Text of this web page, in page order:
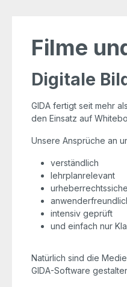
Filme
Digitale
GIDA fertigt seit mehr
den Einsatz auf
Unsere Ansprüche an
verständlich
lehrplanrelevant
intensiv geprüft
und einfach nur
Natürlich sind die
GIDA-Software